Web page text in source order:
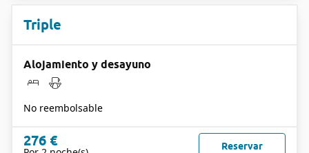
Triple
Alojamiento y desayuno
No reembolsable
276 € Reservar